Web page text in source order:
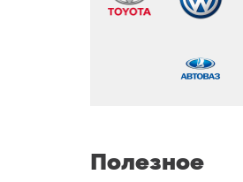
Полезное